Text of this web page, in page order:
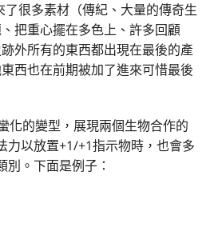
了很多素材（傳紀、大量的傳奇生
把重心擺在多色上、許多回顧
外所有的東西都出現在最後的產
西也在前期被加了進來可惜最後
化的變型，展現兩個生物合作的
力以放置+1/+1指示物時，也會多
。下面是例子：